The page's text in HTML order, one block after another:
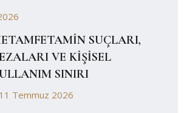
SUÇLARI,
VE KİŞİSEL
SINIRI
11 Temmuz 2026